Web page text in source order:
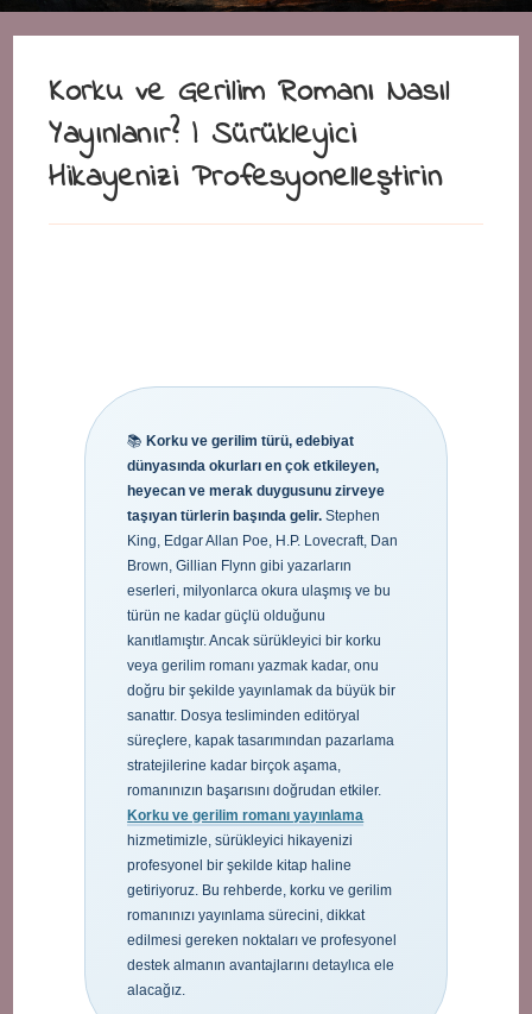
Korku ve Gerilim Romanı Nasıl
Yayınlanır? | Sürükleyici
Hikayenizi Profesyonelleştirin
📚Korku ve gerilim türü, edebiyat
dünyasında okurları en çok etkileyen,
heyecan ve merak duygusunu zirveye
taşıyan türlerin başında gelir. Stephen
King, Edgar Allan Poe, H.P. Lovecraft, Dan
Brown, Gillian Flynn gibi yazarların
eserleri, milyonlarca okura ulaşmış ve bu
türün ne kadar güçlü olduğunu
kanıtlamıştır. Ancak sürükleyici bir korku
veya gerilim romanı yazmak kadar, onu
doğru bir şekilde yayınlamak da büyük bir
sanattır. Dosya tesliminden editöryal
süreçlere, kapak tasarımından pazarlama
stratejilerine kadar birçok aşama,
romanınızın başarısını doğrudan etkiler.
Korku ve gerilim romanı yayınlama
hizmetimizle, sürükleyici hikayenizi
profesyonel bir şekilde kitap haline
getiriyoruz. Bu rehberde, korku ve gerilim
romanınızı yayınlama sürecini, dikkat
edilmesi gereken noktaları ve profesyonel
destek almanın avantajlarını detaylıca ele
alacağız.